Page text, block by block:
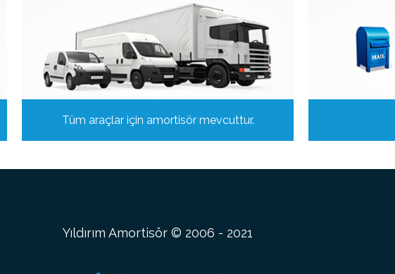
Tüm araçlar için amortisör mevcuttur.
Yıldırım Amortisör © 2006 - 2021